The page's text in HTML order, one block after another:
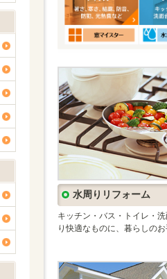
水周りリフォーム
キッチン・バス・トイレ・
り快適なものに、暮らしの